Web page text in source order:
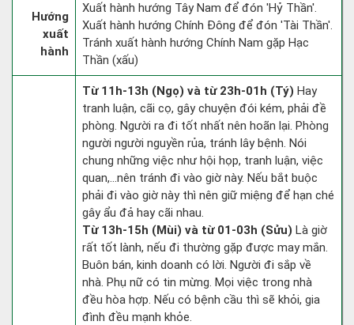
Hướng
xuất
hành
Xuất hành hướng Tây Nam để đón 'Hỷ Thần'.
Xuất hành hướng Chính Đông để đón 'Tài Thần'.
Tránh xuất hành hướng Chính Nam gặp Hạc
Thần (xấu)
Từ 11h-13h (Ngọ) và từ 23h-01h (Tý) Hay
tranh luận, cãi cọ, gây chuyện đói kém, phải đề
phòng. Người ra đi tốt nhất nên hoãn lại. Phòng
người người nguyền rủa, tránh lây bệnh. Nói
chung những việc như hội họp, tranh luận, việc
quan,…nên tránh đi vào giờ này. Nếu bắt buộc
phải đi vào giờ này thì nên giữ miệng để hạn ché
gây ẩu đả hay cãi nhau.
Từ 13h-15h (Mùi) và từ 01-03h (Sửu) Là giờ
rất tốt lành, nếu đi thường gặp được may mắn.
Buôn bán, kinh doanh có lời. Người đi sắp về
nhà. Phụ nữ có tin mừng. Mọi việc trong nhà
đều hòa hợp. Nếu có bệnh cầu thì sẽ khỏi, gia
đình đều mạnh khỏe.